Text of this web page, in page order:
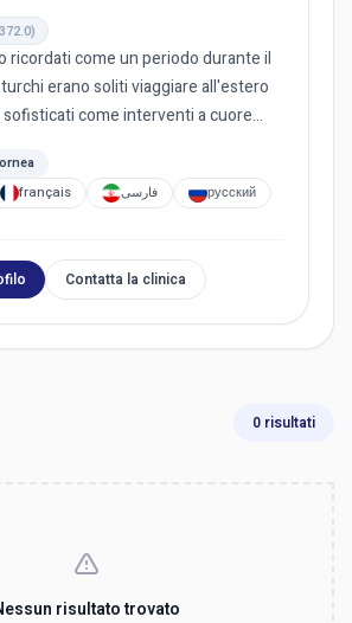
ricordati come un periodo durante il
erano soliti viaggiare all'estero
come interventi a cuore...
français فارسی
русский
Contatta la clinica
0 risultati
risultato trovato